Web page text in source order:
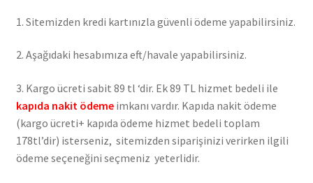
1. Sitemizden kredi kartınızla güvenli ödeme yapabilirsiniz.
2. Aşağıdaki hesabımıza eft/havale yapabilirsiniz.
3. Kargo ücreti sabit 89 tl ‘dir. Ek 89 TL hizmet bedeli ile
kapıda nakit ödemeimkanı vardır. Kapıda nakit ödeme
(kargo ücreti+ kapıda ödeme hizmet bedeli toplam
178tl’dir) isterseniz, sitemizden siparişinizi verirken ilgili
ödeme seçeneğini seçmeniz yeterlidir.